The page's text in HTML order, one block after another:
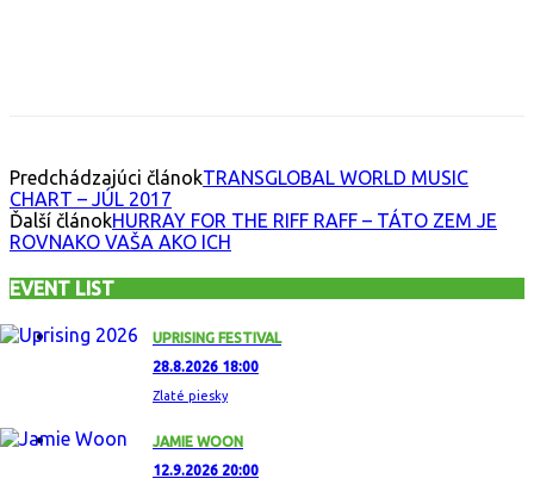
Predchádzajúci článokTRANSGLOBAL WORLD MUSIC
CHART – JÚL 2017
Ďalší článokHURRAY FOR THE RIFF RAFF – TÁTO ZEM JE
ROVNAKO VAŠA AKO ICH
EVENT LIST
UPRISING FESTIVAL
28.8.2026 18:00
Zlaté piesky
JAMIE WOON
12.9.2026 20:00